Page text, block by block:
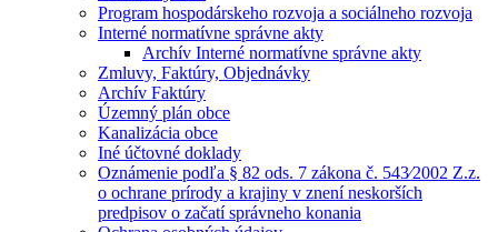
Program hospodárskeho rozvoja a sociálneho rozvoja
Interné normatívne správne akty
Archív Interné normatívne správne akty
Zmluvy, Faktúry, Objednávky
Archív Faktúry
Územný plán obce
Kanalizácia obce
Iné účtovné doklady
Oznámenie podľa § 82 ods. 7 zákona č. 543⁄2002 Z.z.
o ochrane prírody a krajiny v znení neskorších
predpisov o začatí správneho konania